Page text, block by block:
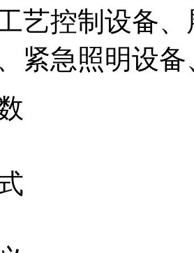
艺控制设备
紧急照明设